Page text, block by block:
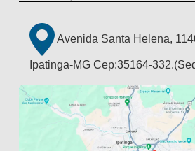
Avenida Santa Helena,
Ipatinga-MG Cep:35164-